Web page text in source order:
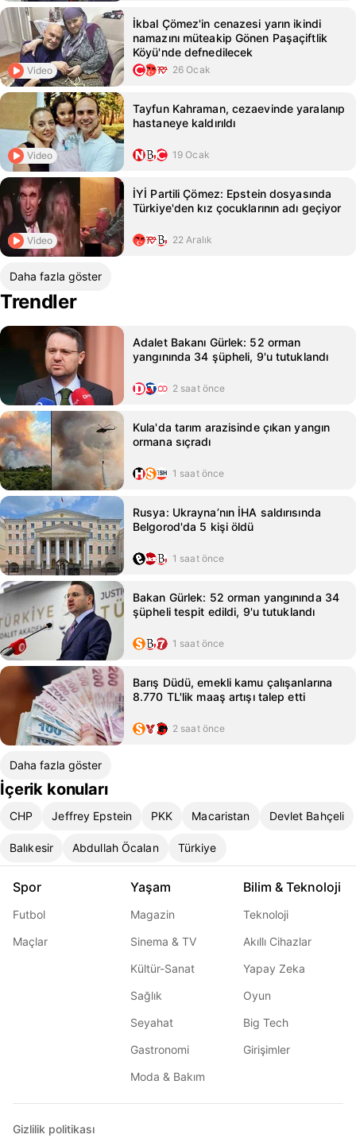
Video
İkbal Çömez'in cenazesi yarın ikindi
namazını müteakip Gönen Paşaçiftlik
Köyü'nde defnedilecek
26 Ocak
Video
Tayfun Kahraman, cezaevinde yaralanıp
hastaneye kaldırıldı
19 Ocak
Video
İYİ Partili Çömez: Epstein dosyasında
Türkiye'den kız çocuklarının adı geçiyor
22 Aralık
Daha fazla göster
Trendler
Adalet Bakanı Gürlek: 52 orman
yangınında 34 şüpheli, 9'u tutuklandı
2 saat önce
Kula'da tarım arazisinde çıkan yangın
ormana sıçradı
1 saat önce
Rusya: Ukrayna’nın İHA saldırısında
Belgorod'da 5 kişi öldü
1 saat önce
Bakan Gürlek: 52 orman yangınında 34
şüpheli tespit edildi, 9'u tutuklandı
1 saat önce
Barış Düdü, emekli kamu çalışanlarına
8.770 TL'lik maaş artışı talep etti
2 saat önce
Daha fazla göster
İçerik konuları
CHP Jeffrey Epstein PKK Macaristan Devlet Bahçeli
Balıkesir Abdullah Öcalan Türkiye
Spor
Futbol
Maçlar
Yaşam
Magazin
Sinema & TV
Kültür-Sanat
Sağlık
Seyahat
Gastronomi
Moda & Bakım
Bilim & Teknoloji
Teknoloji
Akıllı Cihazlar
Yapay Zeka
Oyun
Big Tech
Girişimler
Gizlilik politikası